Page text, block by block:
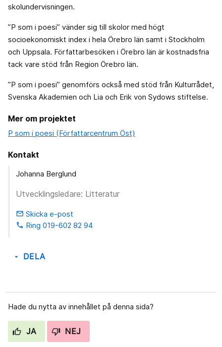
skolundervisningen.
”P som i poesi” vänder sig till skolor med högt
socioekonomiskt index i hela Örebro län samt i Stockholm
och Uppsala. Författarbesöken i Örebro län är kostnadsfria
tack vare stöd från Region Örebro län.
”P som i poesi” genomförs också med stöd från Kulturrådet,
Svenska Akademien och Lia och Erik von Sydows stiftelse.
Mer om projektet
P som i poesi (Författarcentrum Öst)
Kontakt
Johanna Berglund
Utvecklingsledare: Litteratur
email Skicka e-post
phone Ring 019-602 82 94
arrow_drop_down DELA
Hade du nytta av innehållet på denna sida?
JA NEJ